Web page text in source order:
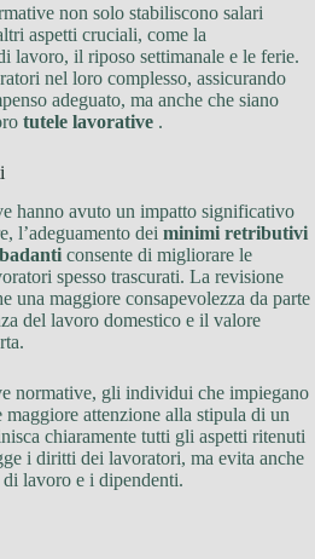
non solo stabiliscono salari
aspetti cruciali, come la
lavoro, il riposo settimanale e le ferie.
nel loro complesso, assicurando
adeguato, ma anche che siano
tutele lavorative .
hanno avuto un impatto significativo
l’adeguamento dei minimi retributivi
consente di migliorare le
spesso trascurati. La revisione
una maggiore consapevolezza da parte
del lavoro domestico e il valore
normative, gli individui che impiegano
attenzione alla stipula di un
chiaramente tutti gli aspetti ritenuti
i diritti dei lavoratori, ma evita anche
lavoro e i dipendenti.